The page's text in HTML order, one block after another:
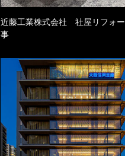
近藤工業株式会社 社屋リフォ
事